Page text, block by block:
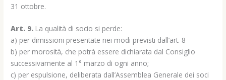
31 ottobre.
Art. 9. La qualità di socio si perde:
a) per dimissioni presentate nei modi previsti dall’art. 8
b) per morosità, che potrà essere dichiarata dal Consiglio
successivamente al 1° marzo di ogni anno;
c) per espulsione, deliberata dall’Assemblea Generale dei soci